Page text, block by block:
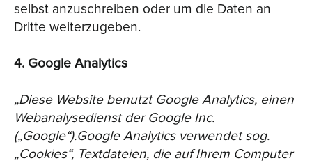
selbst anzuschreiben oder um die Daten an
Dritte weiterzugeben.
4. Google Analytics
„Diese Website benutzt Google Analytics, einen
Webanalysedienst der Google Inc.
(„Google“).Google Analytics verwendet sog.
„Cookies“, Textdateien, die auf Ihrem Computer